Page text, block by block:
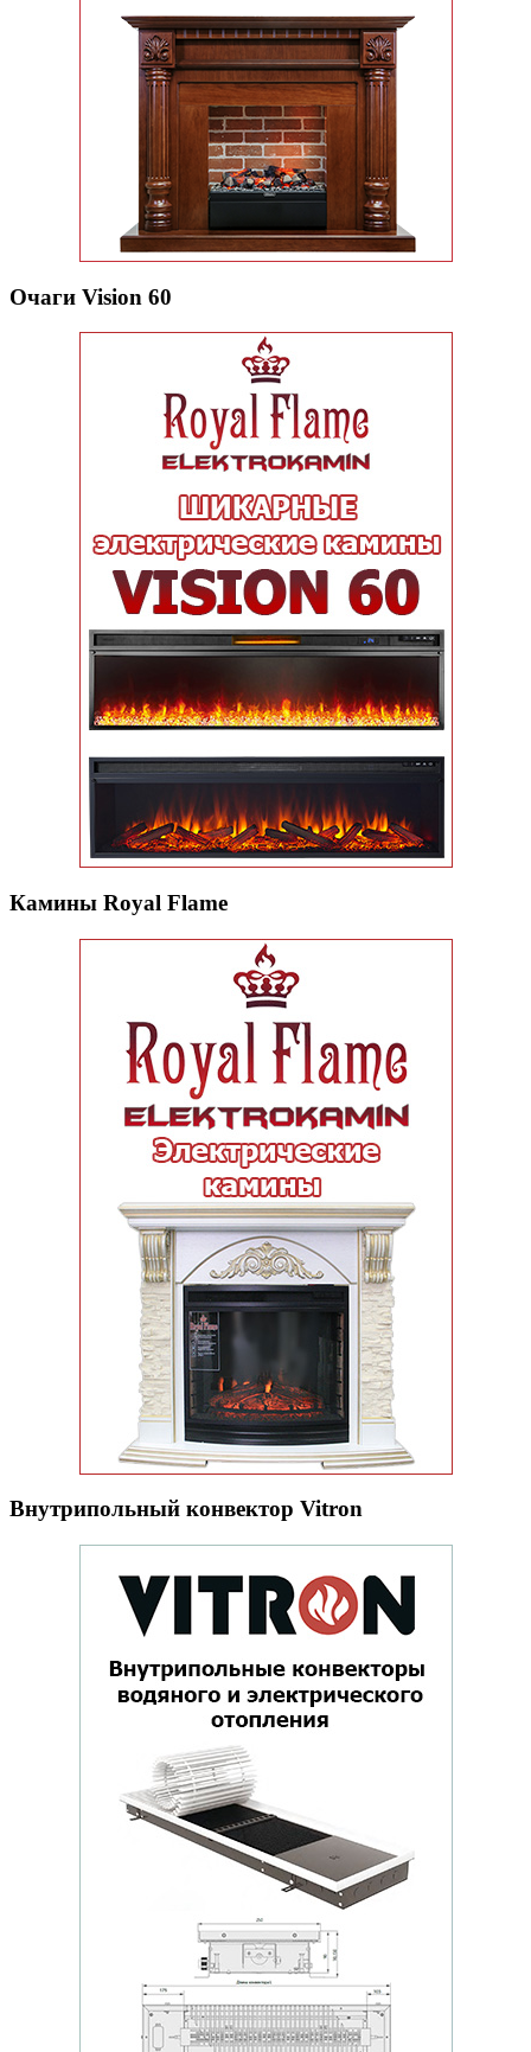
Очаги Vision 60
Камины Royal Flame
Внутрипольный конвектор Vitron